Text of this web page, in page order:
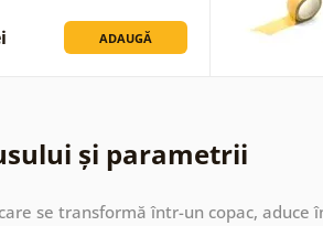
ADAUGĂ
și parametrii
se transformă într-un copac,